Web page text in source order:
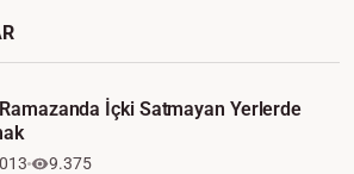
İçki Satmayan Yerlerde
9.375